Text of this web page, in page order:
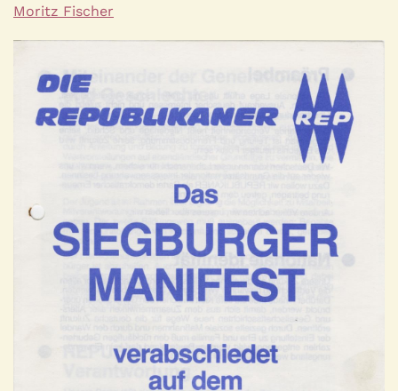
Autor*innen
Moritz Fischer